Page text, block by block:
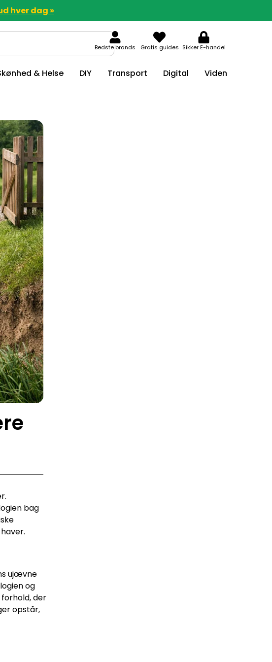
hver dag »
Bedste brands Gratis guides Sikker E-handel
& Helse DIY Transport Digital Viden
bag
ujævne
og
der
opstår,